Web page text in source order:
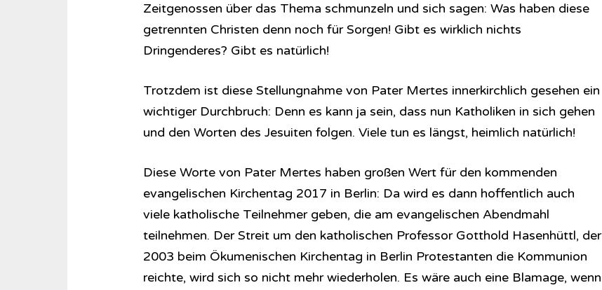
Zeitgenossen über das Thema schmunzeln und sich sagen: Was haben diese
getrennten Christen denn noch für Sorgen! Gibt es wirklich nichts
Dringenderes? Gibt es natürlich!
Trotzdem ist diese Stellungnahme von Pater Mertes innerkirchlich gesehen ein
wichtiger Durchbruch: Denn es kann ja sein, dass nun Katholiken in sich gehen
und den Worten des Jesuiten folgen. Viele tun es längst, heimlich natürlich!
Diese Worte von Pater Mertes haben großen Wert für den kommenden
evangelischen Kirchentag 2017 in Berlin: Da wird es dann hoffentlich auch
viele katholische Teilnehmer geben, die am evangelischen Abendmahl
teilnehmen. Der Streit um den katholischen Professor Gotthold Hasenhüttl, der
2003 beim Ökumenischen Kirchentag in Berlin Protestanten die Kommunion
reichte, wird sich so nicht mehr wiederholen. Es wäre auch eine Blamage, wenn